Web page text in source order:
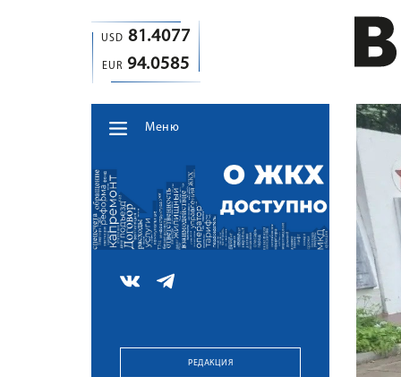
USD 81.4077
EUR 94.0585
Меню
РЕДАКЦИЯ